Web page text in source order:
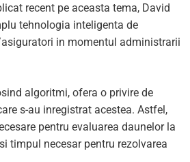
recent pe aceasta tema, David
tehnologia inteligenta de
in momentul administrarii
algoritmi, ofera o privire de
s-au inregistrat acestea. Astfel,
pentru evaluarea daunelor la
timpul necesar pentru rezolvarea